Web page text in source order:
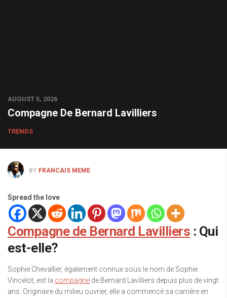
AUGUST 5, 2026
Compagne De Bernard Lavilliers
TRENDS
BY FRANCAIS MEME
Spread the love
Compagne de Bernard Lavilliers : Qui
est-elle?
Sophie Chevallier, également connue sous le nom de Sophie
Vincelot, est la compagne de Bernard Lavilliers depuis plus de vingt
ans. Originaire du milieu ouvrier, elle a commencé sa carrière en